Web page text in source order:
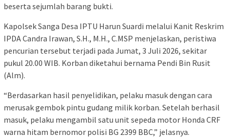
beserta sejumlah barang bukti.
Kapolsek Sanga Desa IPTU Harun Suardi melalui Kanit Reskrim
IPDA Candra Irawan, S.H., M.H., C.MSP menjelaskan, peristiwa
pencurian tersebut terjadi pada Jumat, 3 Juli 2026, sekitar
pukul 20.00 WIB. Korban diketahui bernama Pendi Bin Rusit
(Alm).
“Berdasarkan hasil penyelidikan, pelaku masuk dengan cara
merusak gembok pintu gudang milik korban. Setelah berhasil
masuk, pelaku mengambil satu unit sepeda motor Honda CRF
warna hitam bernomor polisi BG 2399 BBC,” jelasnya.